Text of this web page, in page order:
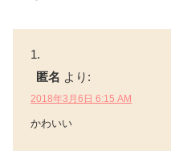
匿名 より:
2018年3月6日 6:15 AM
かわいい